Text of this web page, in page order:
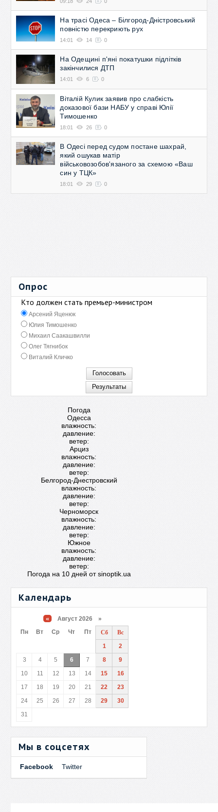
На трасі Одеса – Білгород-Дністровський
повністю перекриють рух
14:01 14 0
На Одещині п'яні покатушки підлітків
закінчилися ДТП
14:01 6 0
Віталій Кулик заявив про слабкість
доказової бази НАБУ у справі Юлії
Тимошенко
18:01 26 0
В Одесі перед судом постане шахрай,
який ошукав матір
військовозобов'язаного за схемою «Ваш
син у ТЦК»
18:01 29 0
Опрос
Кто должен стать премьер-министром
Арсений Яценюк
Юлия Тимошенко
Михаил Саакашвилли
Олег Тягнибок
Виталий Кличко
Погода
Одесса
влажность:
давление:
ветер:
Арциз
влажность:
давление:
ветер:
Белгород-Днестровский
влажность:
давление:
ветер:
Черноморск
влажность:
давление:
ветер:
Южное
влажность:
давление:
ветер:
Погода на 10 дней отsinoptik.ua
Календарь
« Август 2026 »
Пн
Вт Ср Чт Пт Сб
Вс
1
2
3
4 5 6 7 8
9
10
11 12 13 14 15
16
17
18 19 20 21 22
23
24
25 26 27 28 29
30
31
Мы в соцсетях
Facebook Twitter